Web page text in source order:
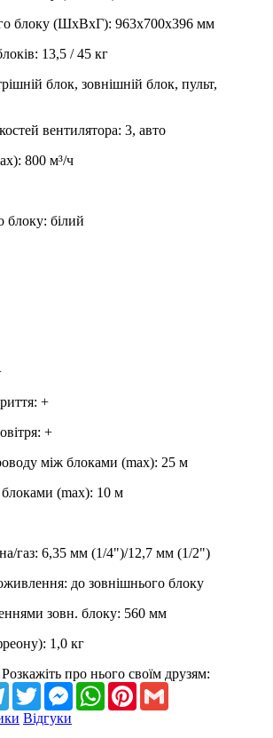
блоку (ШхВхГ): 963х700х396 мм
: 13,5 / 45 кг
блок, зовнішній блок, пульт,
вентилятора: 3, авто
: 800 м³/ч
блоку: білий
: +
: +
між блоками (max): 25 м
(max): 10 м
газ: 6,35 мм (1/4")/12,7 мм (1/2")
: до зовнішнього блоку
зовн. блоку: 560 мм
: 1,0 кг
про нього своїм друзям:
TelegramTwitterMessengerWhatsApp
Pinterest
Відгуки